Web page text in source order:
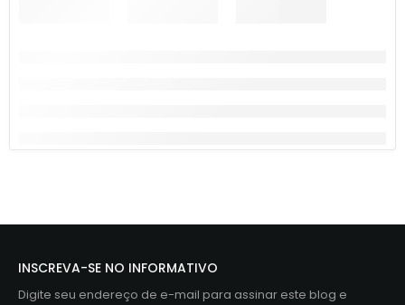
INSCREVA-SE NO INFORMATIVO
Digite seu endereço de e-mail para assinar este blog e